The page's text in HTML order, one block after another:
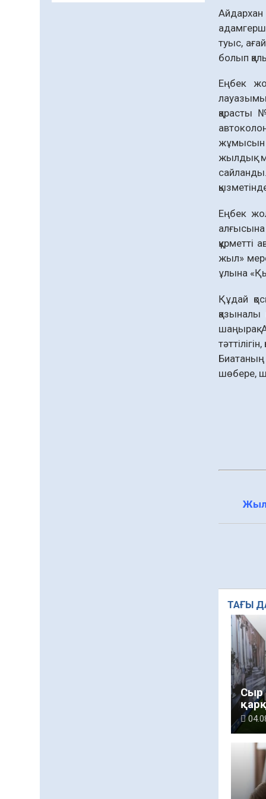
Айдархан
туыс,
болып
Еңбек
қарасты
жұмысын
жылдық
Еңбек
құрметті
жыл»
ұлына
Құдай
шаңырақ.
шөбере,
ТАҒЫ
Сыр